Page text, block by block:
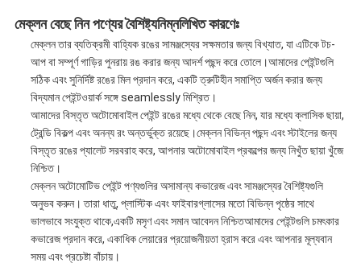
মেক্লন বেছে নিনপণ্যের বৈশিষ্ট্যনিম্নলিখিত কারণেঃ
মেক্লন তার ব্যতিক্রমী বাহ্যিক রঙের সামঞ্জস্যের সক্ষমতার জন্য বিখ্যাত, যা এটিকে টচ-
আপ বা সম্পূর্ণ গাড়ির পুনরায় রঙ করার জন্য আদর্শ পছন্দ করে তোলে।আমাদের পেইন্টগুলি
সঠিক এবং সুনির্দিষ্ট রঙের মিল প্রদান করে, একটি ত্রুটিহীন সমাপ্তি অর্জন করার জন্য
বিদ্যমান পেইন্টওয়ার্ক সঙ্গে seamlessly মিশ্রিত।
আমাদের বিস্তৃত অটোমোবাইল পেইন্ট রঙের মধ্যে থেকে বেছে নিন, যার মধ্যে ক্লাসিক ছায়া,
ট্রেন্ডি বিকল্প এবং অনন্য রং অন্তর্ভুক্ত রয়েছে।মেক্লন বিভিন্ন পছন্দ এবং স্টাইলের জন্য
বিস্তৃত রঙের প্যালেট সরবরাহ করে, আপনার অটোমোবাইল প্রকল্পের জন্য নিখুঁত ছায়া খুঁজে
নিশ্চিত।
মেক্লন অটোমোটিভ পেইন্ট পণ্যগুলির অসামান্য কভারেজ এবং সামঞ্জস্যের বৈশিষ্ট্যগুলি
অনুভব করুন। তারা ধাতু, প্লাস্টিক এবং ফাইবারগ্লাসের মতো বিভিন্ন পৃষ্ঠের সাথে
ভালভাবে সংযুক্ত থাকে,একটি মসৃণ এবং সমান আবেদন নিশ্চিতআমাদের পেইন্টগুলি চমৎকার
কভারেজ প্রদান করে, একাধিক লেয়ারের প্রয়োজনীয়তা হ্রাস করে এবং আপনার মূল্যবান
সময় এবং প্রচেষ্টা বাঁচায়।